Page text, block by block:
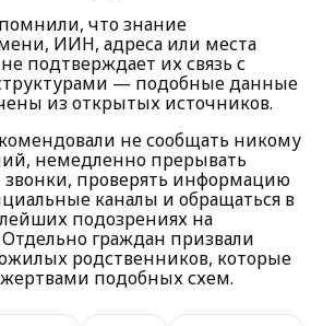
что знание
ИИН, адреса или места
подтверждает их связь с
— подобные данные
из открытых источников.
не сообщать никому
немедленно прерывать
проверять информацию
каналы и обращаться в
подозрениях на
граждан призвали
родственников, которые
подобных схем.